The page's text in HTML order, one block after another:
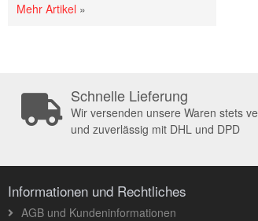
Mehr Artikel »
Schnelle Lieferung
Wir versenden unsere Waren stets
und zuverlässig mit DHL und DPD
Informationen und Rechtliches
AGB und Kundeninformationen